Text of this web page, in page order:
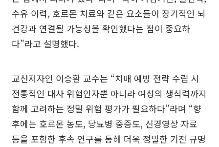
수유 이력, 호르몬 치료와 같은 요소들이 장기적인 뇌
건강과 연결될 가능성을 확인했다는 점이 중요하
다”라고 설명했다.
교신저자인 이승환 교수는 “치매 예방 전략 수립 시
전통적인 대사 위험인자뿐 아니라 여성의 생식력까지
함께 고려하는 정밀 위험 평가가 필요하다”라며 “향
후에는 호르몬 농도, 당뇨병 중증도, 신경영상 자료
등을 포함한 후속 연구를 통해 더욱 정밀한 기전 규명